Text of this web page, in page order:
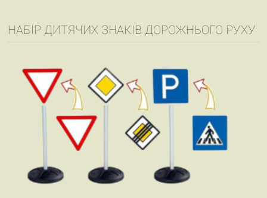
НАБІР ДИТЯЧИХ ЗНАКІВ ДОРОЖНЬОГО РУХУ